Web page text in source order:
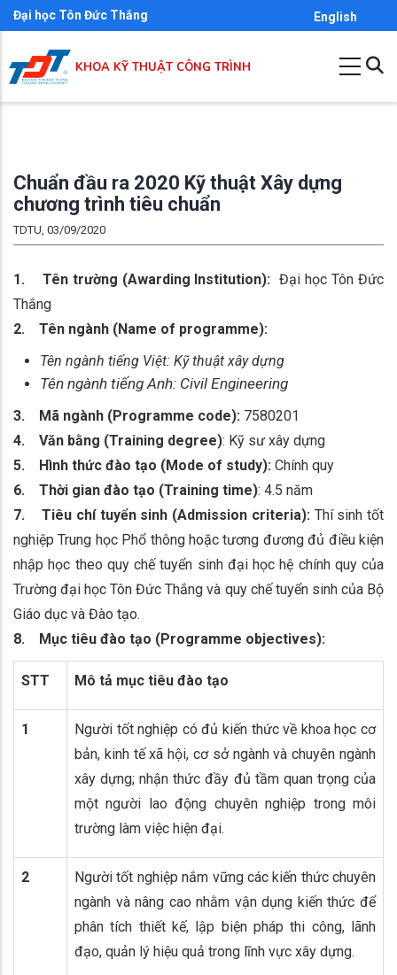
Skip
to
main
content
Đại học Tôn Đức Thắng English
KHOA KỸ THUẬT CÔNG TRÌNH
Chuẩn đầu ra 2020 Kỹ thuật Xây dựng
chương trình tiêu chuẩn
TDTU, 03/09/2020
1. Tên trường (Awarding Institution): Đại học Tôn Đức
Thắng
2. Tên ngành (Name of programme):
Tên ngành tiếng Việt: Kỹ thuật xây dựng
Tên ngành tiếng Anh: Civil Engineering
3. Mã ngành (Programme code): 7580201
4. Văn bằng (Training degree): Kỹ sư xây dựng
5. Hình thức đào tạo (Mode of study): Chính quy
6. Thời gian đào tạo (Training time): 4.5 năm
7. Tiêu chí tuyển sinh (Admission criteria): Thí sinh tốt
nghiệp Trung học Phổ thông hoặc tương đương đủ điều kiện
nhập học theo quy chế tuyển sinh đại học hệ chính quy của
Trường đại học Tôn Đức Thắng và quy chế tuyển sinh của Bộ
Giáo dục và Đào tạo.
8. Mục tiêu đào tạo (Programme objectives):
STT Mô tả mục tiêu đào tạo
1
Người tốt nghiệp có đủ kiến thức về khoa học cơ
bản, kinh tế xã hội, cơ sở ngành và chuyên ngành
xây dựng; nhận thức đầy đủ tầm quan trọng của
một người lao động chuyên nghiệp trong môi
trường làm việc hiện đại.
2
Người tốt nghiệp nắm vững các kiến thức chuyên
ngành và nâng cao nhằm vận dụng kiến thức để
phân tích thiết kế, lập biện pháp thi công, lãnh
đạo, quản lý hiệu quả trong lĩnh vực xây dựng.